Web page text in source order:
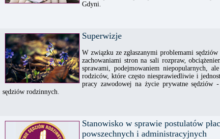
Gdyni.
Superwizje
W związku ze zgłaszanymi problemami
zachowaniami stron na sali rozpraw,
sprawami, podejmowaniem niepopularnych,
rodziców, które często niesprawiedliwie i
pracy zawodowej na życie prywatne sędziów
sędziów rodzinnych.
Stanowisko w sprawie postulatów
powszechnych i administracyjnych